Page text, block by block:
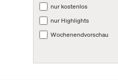
nur kostenlos
nur Highlights
Wochenendvorschau